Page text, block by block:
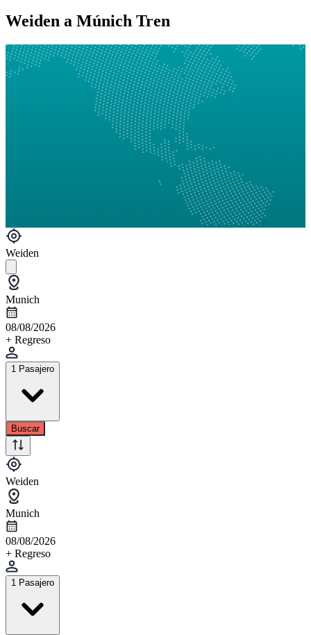
Weiden a Múnich Tren
Weiden
Munich
08/08/2026
+ Regreso
1 Pasajero
Buscar
Weiden
Munich
08/08/2026
+ Regreso
1 Pasajero